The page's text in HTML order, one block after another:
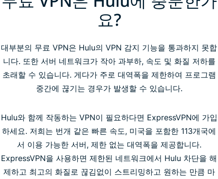
요?
대부분의 무료 VPN은 Hulu의 VPN 감지 기능을 통과하지 못합
니다. 또한 서버 네트워크가 작아 과부하, 속도 및 화질 저하를
초래할 수 있습니다. 게다가 주로 대역폭을 제한하여 프로그램
중간에 끊기는 경우가 발생할 수 있습니다.
Hulu와 함께 작동하는 VPN이 필요하다면 ExpressVPN에 가입
하세요. 저희는 번개 같은 빠른 속도, 미국을 포함한 113개국에
서 이용 가능한 서버, 제한 없는 대역폭을 제공합니다.
ExpressVPN을 사용하면 제한된 네트워크에서 Hulu 차단을 해
제하고 최고의 화질로 끊김없이 스트리밍하고 원하는 만큼 마